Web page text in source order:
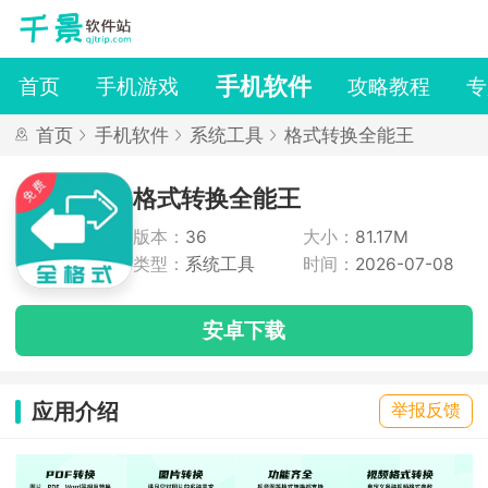
首页 手机游戏 手机软件 攻略教程
首页 手机软件 系统工具 格式转换全能王
格式转换全能王
版本： 36 大小： 81.17M
类型： 系统工具 时间： 2026-07-08
安卓下载
应用介绍 举报反馈